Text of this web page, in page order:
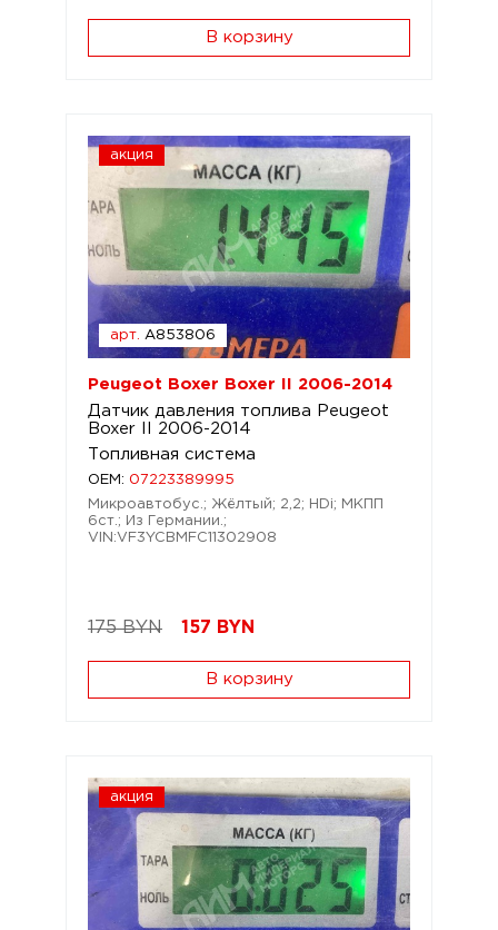
В корзину
акция
арт. A853806
Peugeot Boxer Boxer II 2006-2014
Датчик давления топлива Peugeot
Boxer II 2006-2014
Топливная система
OEM: 07223389995
Микроавтобус.; Жёлтый; 2,2; HDi; МКПП
6ст.; Из Германии.;
VIN:VF3YCBMFC11302908
175 BYN 157 BYN
В корзину
акция